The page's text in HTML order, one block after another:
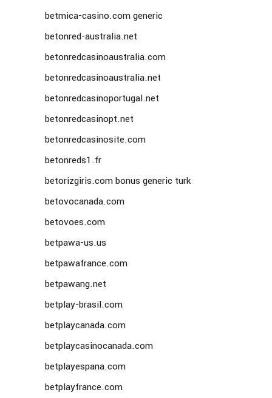
betmica-casino.com generic
betonred-australia.net
betonredcasinoaustralia.com
betonredcasinoaustralia.net
betonredcasinoportugal.net
betonredcasinopt.net
betonredcasinosite.com
betonreds1.fr
betorizgiris.com bonus generic turk
betovocanada.com
betovoes.com
betpawa-us.us
betpawafrance.com
betpawang.net
betplay-brasil.com
betplaycanada.com
betplaycasinocanada.com
betplayespana.com
betplayfrance.com